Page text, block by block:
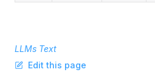
LLMs Text
Edit this page